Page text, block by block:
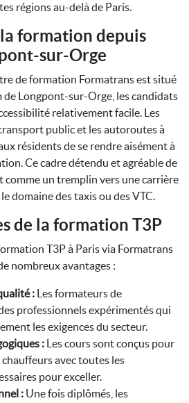
régions au-delà de Paris.
formation depuis
sur-Orge
de formation Formatrans est situé
de Longpont-sur-Orge, les candidats
relativement facile. Les
public et les autoroutes à
résidents de se rendre aisément à
Ce cadre détendu et agréable de
un tremplin vers une carrière
domaine des taxis ou des VTC.
de la formation T3P
T3P à Paris via Formatrans
nombreux avantages :
: Les formateurs de
professionnels expérimentés qui
les exigences du secteur.
: Les cours sont conçus pour
avec toutes les
pour exceller.
: Une fois diplômés, les